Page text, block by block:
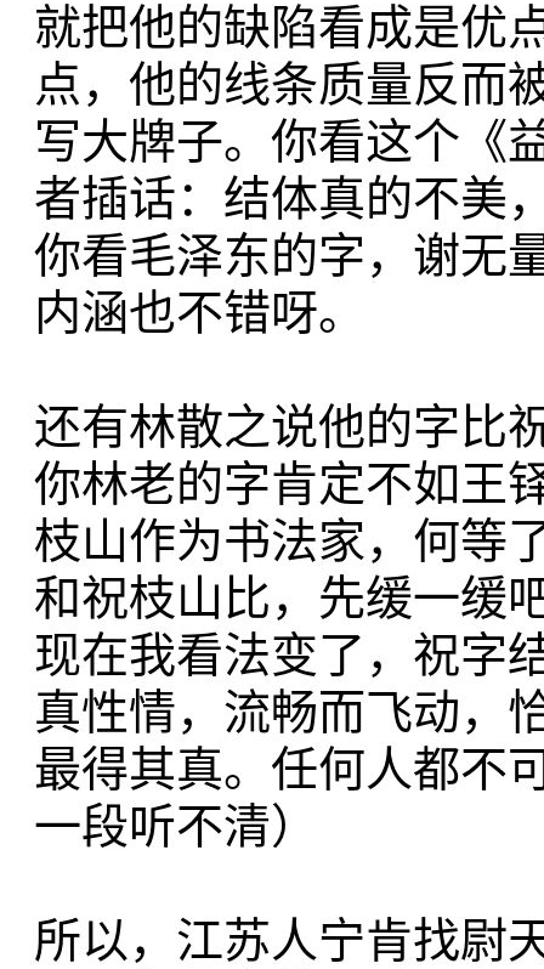
就把他的缺陷看成是优
点，他的线条质量反而
写大牌子。你看这个
者插话：结体真的不美
你看毛泽东的字，谢无
内涵也不错呀。
还有林散之说他的字比
你林老的字肯定不如王
枝山作为书法家，何等
和祝枝山比，先缓一缓
现在我看法变了，祝字
真性情，流畅而飞动，
最得其真。任何人都
一段听不清）
所以，江苏人宁肯找尉